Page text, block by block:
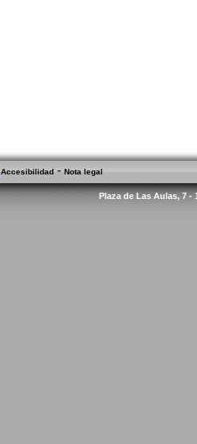
Accesibilidad - Nota legal
Plaza de Las Aulas, 7 -